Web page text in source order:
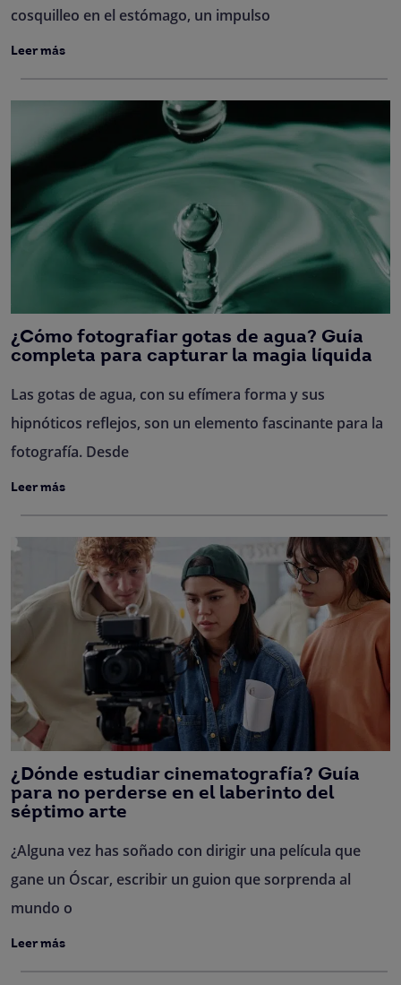
cosquilleo en el estómago, un impulso
Leer más
¿Cómo fotografiar gotas de agua? Guía
completa para capturar la magia líquida
Las gotas de agua, con su efímera forma y sus
hipnóticos reflejos, son un elemento fascinante para la
fotografía. Desde
Leer más
¿Dónde estudiar cinematografía? Guía
para no perderse en el laberinto del
séptimo arte
¿Alguna vez has soñado con dirigir una película que
gane un Óscar, escribir un guion que sorprenda al
mundo o
Leer más